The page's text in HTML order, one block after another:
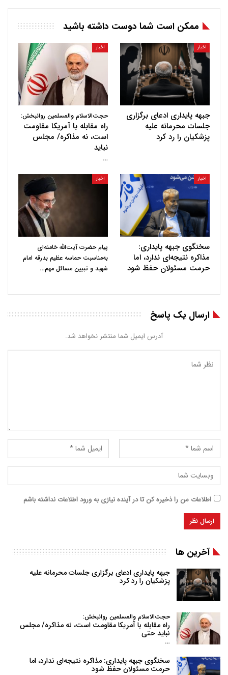
ممکن است شما دوست داشته باشید
اخبار
جبهه پایداری ادعای برگزاری
جلسات محرمانه علیه
پزشکیان را رد کرد
اخبار
حجت‌الاسلام والمسلمین روانبخش:
راه مقابله با آمریکا مقاومت
است، نه مذاکره/ مجلس
نباید
…
اخبار
سخنگوی جبهه پایداری:
مذاکره نتیجه‌ای ندارد، اما
حرمت مسئولان حفظ شود
اخبار
پیام حضرت آیت‌الله خامنه‌ای
به‌مناسبت حماسه عظیم بدرقه امام
شهید و تبیین مسائل مهم…
ارسال یک پاسخ
آدرس ایمیل شما منتشر نخواهد شد.
اطلاعات من را ذخیره کن تا در آینده نیازی به ورود اطلاعات نداشته باشم
آخرین ها
جبهه پایداری ادعای برگزاری جلسات محرمانه علیه
پزشکیان را رد کرد
حجت‌الاسلام والمسلمین روانبخش:
راه مقابله با آمریکا مقاومت است، نه مذاکره/ مجلس
نباید حتی
…
سخنگوی جبهه پایداری: مذاکره نتیجه‌ای ندارد، اما
حرمت مسئولان حفظ شود